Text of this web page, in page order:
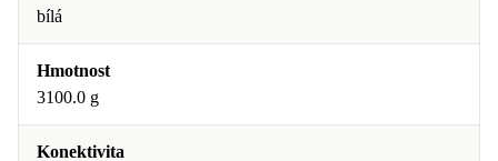
bílá
Hmotnost
3100.0 g
Konektivita